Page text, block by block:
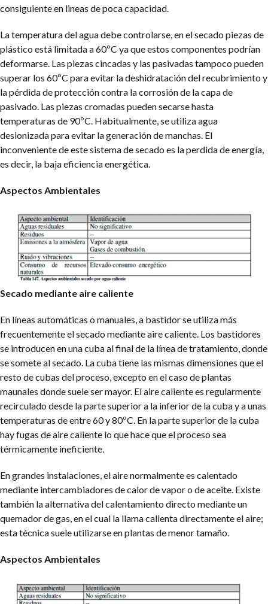
consiguiente en lineas de poca capacidad.
La temperatura del agua debe controlarse, en el secado piezas de
plástico está limitada a 60ºC ya que estos componentes podrían
deformarse. Las piezas cincadas y las pasivadas tampoco pueden
superar los 60ºC para evitar la deshidratación del recubrimiento y
la pérdida de protección contra la corrosión de la capa de
pasivado. Las piezas cromadas pueden secarse hasta
temperaturas de 90ºC. Habitualmente, se utiliza agua
desionizada para evitar la generación de manchas. El
inconveniente de este sistema de secado es la perdida de energía,
es decir, la baja eficiencia energética.
Aspectos Ambientales
Secado mediante aire caliente
En líneas automáticas o manuales, a bastidor se utiliza más
frecuentemente el secado mediante aire caliente. Los bastidores
se introducen en una cuba al final de la línea de tratamiento, donde
se somete al secado. La cuba tiene las mismas dimensiones que el
resto de cubas del proceso, excepto en el caso de plantas
maunales donde suele ser mayor. El aire caliente es regularmente
recirculado desde la parte superior a la inferior de la cuba y a unas
temperaturas de entre 60 y 80ºC. En la parte superior de la cuba
hay fugas de aire caliente lo que hace que el proceso sea
térmicamente ineficiente.
En grandes instalaciones, el aire normalmente es calentado
mediante intercambiadores de calor de vapor o de aceite. Existe
también la alternativa del calentamiento directo mediante un
quemador de gas, en el cual la llama calienta directamente el aire;
esta técnica suele utilizarse en plantas de menor tamaño.
Aspectos Ambientales